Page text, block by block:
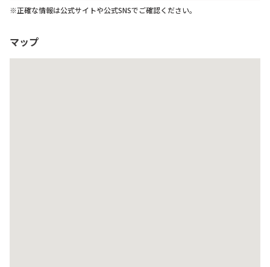
※正確な情報は公式サイトや公式SNSでご確認ください。
マップ